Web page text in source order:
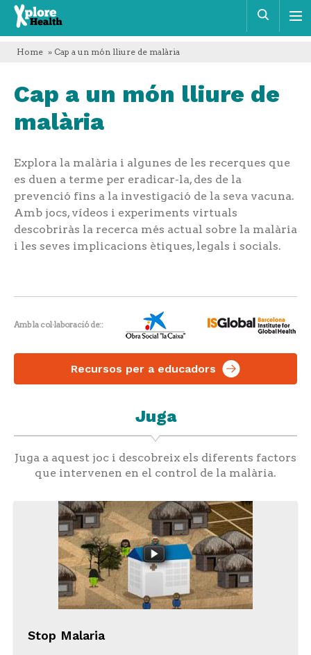
Xplore
Health
Home » Cap a un món lliure de malària
Cap a un món lliure de
malària
Explora la malària i algunes de les recerques que
es duen a terme per eradicar-la, des de la
prevenció fins a la investigació de la seva vacuna.
Amb jocs, vídeos i experiments virtuals
descobriràs la recerca més actual sobre la malària
i les seves implicacions ètiques, legals i socials.
Amb la col·laboració de:
Recursos per a educadors
Juga
Juga a aquest joc i descobreix els diferents factors
que intervenen en el control de la malària.
Stop Malaria